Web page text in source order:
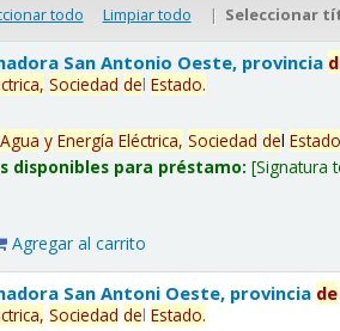
todo Limpiar todo | Seleccionar
San Antonio Oeste, provincia
Sociedad delEstado.
Agua y Energía Eléctrica, Sociedad delEstado
disponibles para préstamo: Signatura
Agregar al carrito
San Antoni Oeste, provincia de
Sociedad delEstado.